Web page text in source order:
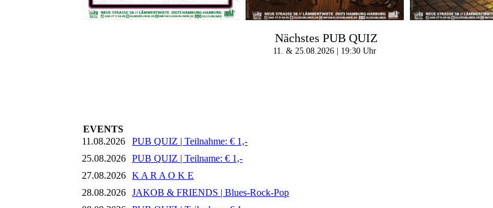
Nächstes PUB QUIZ
11. & 25.08.2026 | 19:30 Uhr
EVENTS
11.08.2026
PUB QUIZ | Teilnahme: € 1,-
25.08.2026
PUB QUIZ | Teilname: € 1,-
27.08.2026
K A R A O K E
28.08.2026
JAKOB & FRIENDS | Blues-Rock-Pop